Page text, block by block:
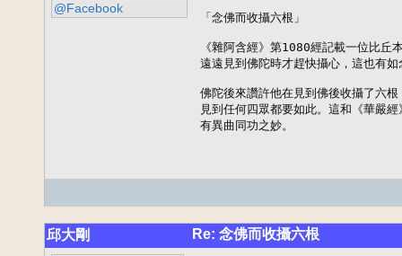
@Facebook
「念佛而收攝六根」
《雜阿含經》第1080經記載一位比丘
遠遠見到佛陀時才趕快攝心，這也有
佛陀後來讚許他在見到佛後收攝了六
見到任何四眾都要如此。這和《華嚴
有異曲同功之妙。
邱大剛 Re: 念佛而收攝六根